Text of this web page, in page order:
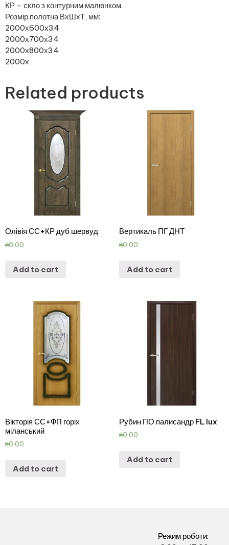
КР – скло з контурним малюнком.
Розмір полотна ВхШхТ, мм:
2000х600х34
2000х700х34
2000х800х34
2000х
Related products
Олівія СС+КР дуб шервуд
₴0.00
Add to cart
Вертикаль ПГ ДНТ
₴0.00
Add to cart
Вікторія СС+ФП горіх
міланський
₴0.00
Add to cart
Рубин ПО палисандр FL lux
₴0.00
Add to cart
Режим роботи: